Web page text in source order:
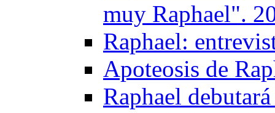
muy Raphael".
Raphael:
Apoteosis de
Raphael